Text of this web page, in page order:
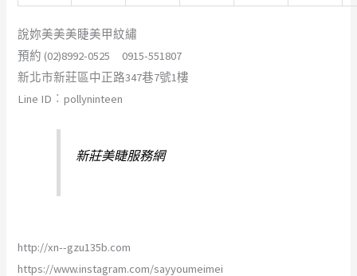
說妳美美美睫美甲紋繡
預約 (02)8992-0525 0915-551807
新北市新莊區中正路347巷7號1樓
Line ID︰pollyninteen
新莊美睫服務網
http://xn--gzu135b.com
https://www.instagram.com/sayyoumeimei